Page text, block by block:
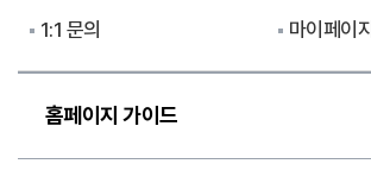
1:1 문의 마이페이지
홈페이지 가이드